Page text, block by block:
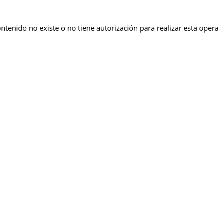
no existe o no tiene autorización para realizar esta